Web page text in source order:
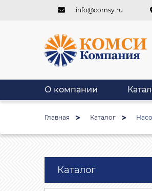
info@comsy.ru
О компании
Главная Каталог
Каталог